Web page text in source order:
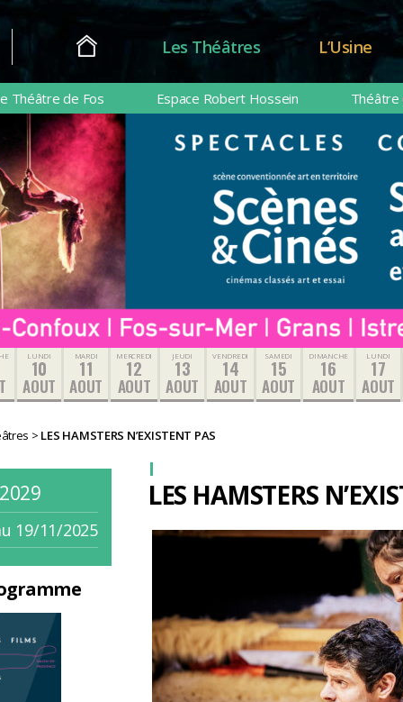
Les Théâtres L’Usine
Théâtre de Fos Espace Robert Hossein Théâtre
LUNDI
10
AOUT
MARDI
11
AOUT
MERCREDI
12
AOUT
JEUDI
13
AOUT
VENDREDI
14
AOUT
SAMEDI
15
AOUT
DIMANCHE
16
AOUT
LUNDI
17
AOUT
> LES HAMSTERS N’EXISTENT PAS
19/11/2025
LES HAMSTERS